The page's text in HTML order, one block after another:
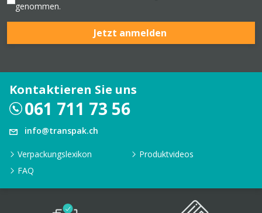
genommen.
Jetzt anmelden
Kontaktieren Sie uns
061 711 73 56
info@transpak.ch
Verpackungslexikon
Produktvideos
FAQ